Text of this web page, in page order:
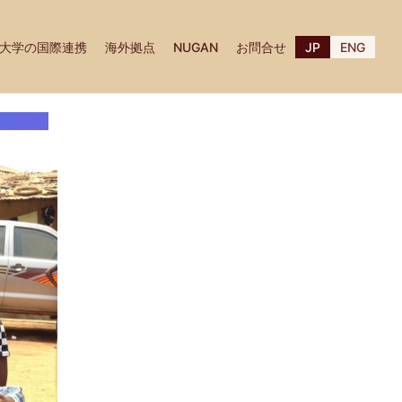
学の国際連携 海外拠点 NUGAN お問合せ JP ENG